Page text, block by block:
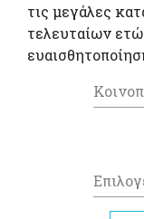
τις μεγάλες
τελευταίων